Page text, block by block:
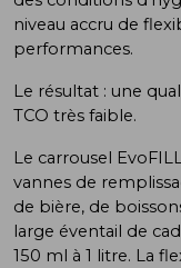
niveau accru de
performances.
Le résultat : une
TCO très faible.
Le carrousel
vannes de
de bière, de
large éventail de
150 ml à 1 litre. La